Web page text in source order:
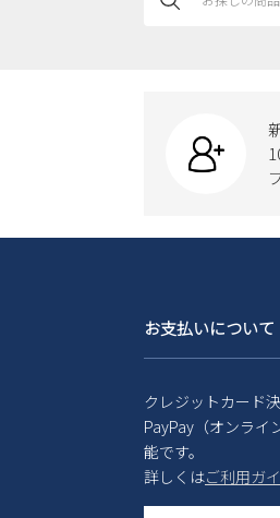
お支払いについて
クレジットカード
PayPay（オンライ
能です。
詳しくはご利用ガ